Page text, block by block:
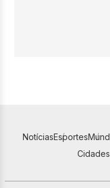
NotíciasEsportes
Cidades